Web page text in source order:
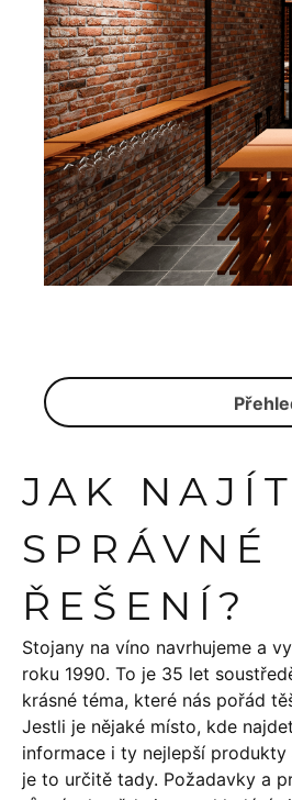
JAK NAJÍT
SPRÁVNÉ
ŘEŠENÍ?
Stojany na víno navrhujeme a
roku 1990. To je 35 let
krásné téma, které nás pořád
Jestli je nějaké místo, kde
informace i ty nejlepší produkty
je to určitě tady. Požadavky a